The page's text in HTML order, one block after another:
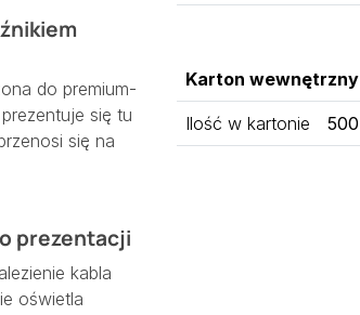
do premium-
się tu
się na
prezentacji
kabla
oświetla
Karton wewnętrzny
Ilość w kartonie 500